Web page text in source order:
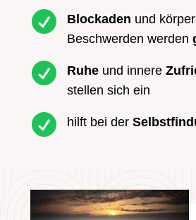
 Blockaden und
Beschwerden werden
 Ruheund innere
stellen sich ein
 hilft bei der